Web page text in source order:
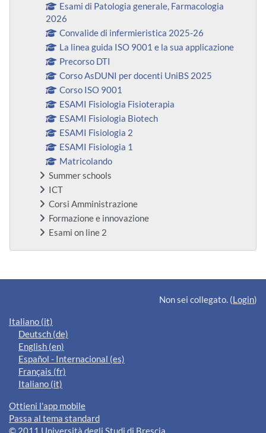
Esami di Patologia generale, Farmacologia
2026
Convalide di infermieristica 2025-26
La linea guida ISO 9001 e la sua applicazione
Precorso DTI
Corso AsDUNI per docenti UniBS 2025
Corso ISO 9001
ESAMI Fisiologia Fisioterapia
ESAMI Fisiologia Biotech
ESAMI Fisiologia 2
ESAMI Fisiologia 1
Matricolando
Summer schools
ICT
Corsi Amministrazione
Formazione e innovazione
Esami on line 2
Blocchi supplementari
Non sei collegato. (Login)
Italiano ‎(it)‎
Deutsch ‎(de)‎
English ‎(en)‎
Español - Internacional ‎(es)‎
Français ‎(fr)‎
Italiano ‎(it)‎
Ottieni l'app mobile
Passa al tema standard
© 2011 Università degli Studi di Brescia